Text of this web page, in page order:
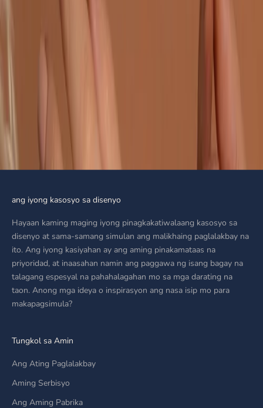
ang iyong kasosyo sa disenyo
Hayaan kaming maging iyong pinagkakatiwalaang kasosyo sa
disenyo at sama-samang simulan ang malikhaing paglalakbay na
ito. Ang iyong kasiyahan ay ang aming pinakamataas na
priyoridad, at inaasahan namin ang paggawa ng isang bagay na
talagang espesyal na pahahalagahan mo sa mga darating na
taon. Anong mga ideya o inspirasyon ang nasa isip mo para
makapagsimula?
Tungkol sa Amin
Ang Ating Paglalakbay
Aming Serbisyo
Ang Aming Pabrika